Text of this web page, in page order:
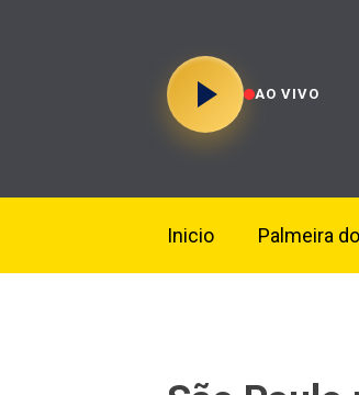
AO VIVO
Inicio Palmeira